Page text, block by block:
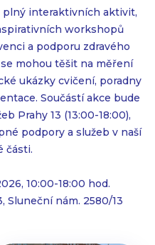
plný interaktivních aktivit,
workshopů
a podporu zdravého
mohou těšit na měření
ukázky cvičení, poradny
Součástí akce bude
Prahy 13 (13:00-18:00),
podpory a služeb v naší
části.
10:00-18:00 hod.
Sluneční nám. 2580/13